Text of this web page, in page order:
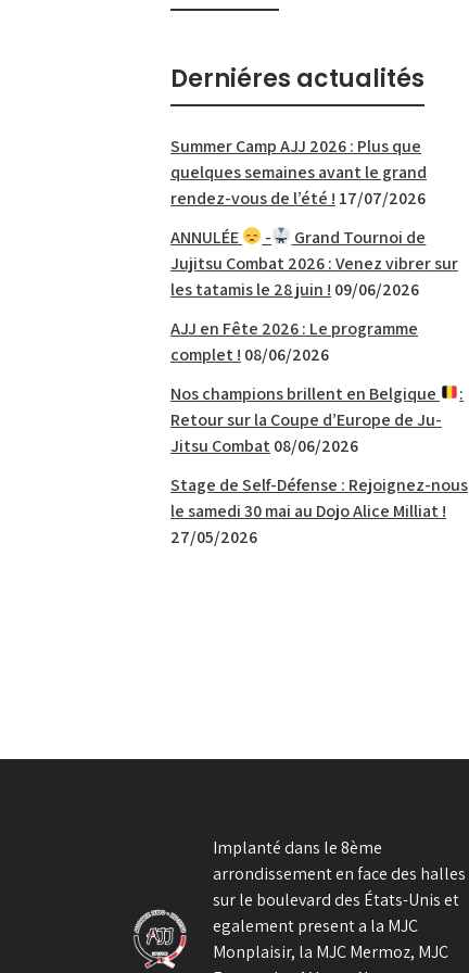
Derniéres actualités
Summer Camp AJJ 2026 : Plus que
quelques semaines avant le grand
rendez-vous de l’été ! 17/07/2026
ANNULÉE
-
Grand Tournoi de
Jujitsu Combat 2026 : Venez vibrer sur
les tatamis le 28 juin ! 09/06/2026
AJJ en Fête 2026 : Le programme
complet ! 08/06/2026
Nos champions brillent en Belgique
:
Retour sur la Coupe d’Europe de Ju-
Jitsu Combat 08/06/2026
Stage de Self-Défense : Rejoignez-nous
le samedi 30 mai au Dojo Alice Milliat !
27/05/2026
Implanté dans le 8ème
arrondissement en face des halles
sur le boulevard des États-Unis et
egalement present a la MJC
Monplaisir, la MJC Mermoz, MJC